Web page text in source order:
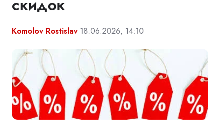
скидок
Komolov Rostislav 18.06.2026, 14:10